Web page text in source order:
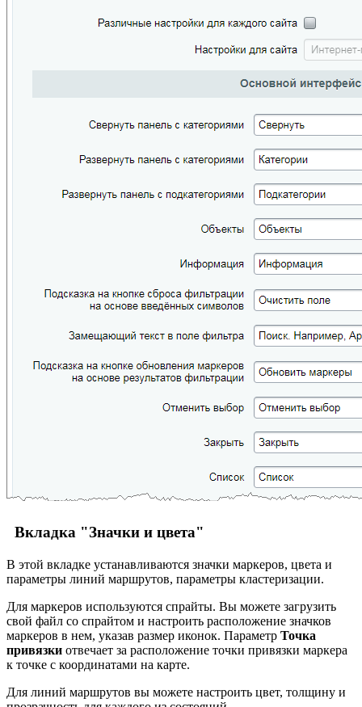
Вкладка "Значки и цвета"
В этой вкладке устанавливаются значки маркеров, цвета и
параметры линий маршрутов, параметры кластеризации.
Для маркеров используются спрайты. Вы можете загрузить
свой файл со спрайтом и настроить расположение значков
маркеров в нем, указав размер иконок. Параметр Точка
привязки отвечает за расположение точки привязки маркера
к точке с координатами на карте.
Для линий маршрутов вы можете настроить цвет, толщину и